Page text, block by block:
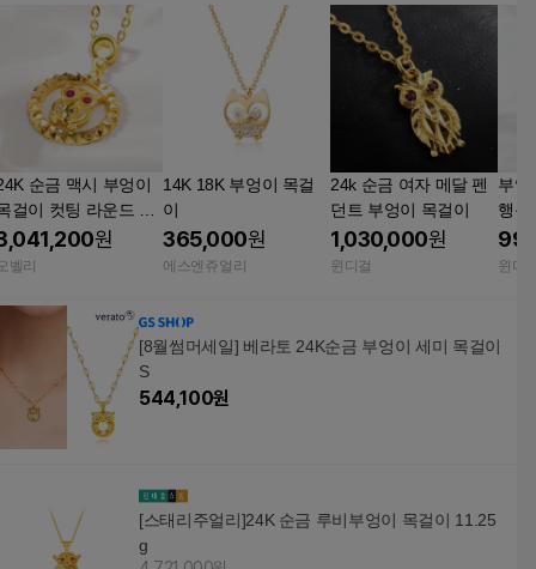
순금 맥시 부엉이
걸이 컷팅 라운드 여
금목걸이 11.25g
원
벨리
14K 18K 부엉이 목걸
이
365,000원
에스엔쥬얼리
24k 순금 여자 메달 펜
던트 부엉이 목걸이
1,030,000원
윈디걸
부엉
행운
윈디
[8월썸머세일] 베라토 24K순금 부엉이 세미 목걸이
S
544,100원
[스태리주얼리]24K 순금 루비부엉이 목걸이 11.25
g